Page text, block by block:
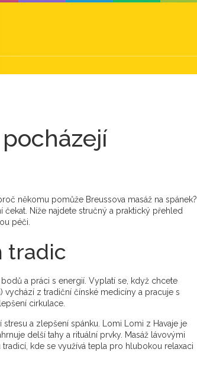
někomu pomůže Breussova masáž na spánek?
Níže najdete stručný a praktický přehled
péči.
tradic
a práci s energií. Vyplatí se, když chcete
vychází z tradiční čínské medicíny a pracuje s
cirkulace.
stresu a zlepšení spánku. Lomi Lomi z Havaje je
delší tahy a rituální prvky. Masáž lávovými
kde se využívá tepla pro hlubokou relaxaci